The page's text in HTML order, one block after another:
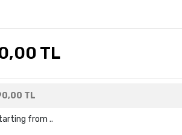
TL
TL
from ..